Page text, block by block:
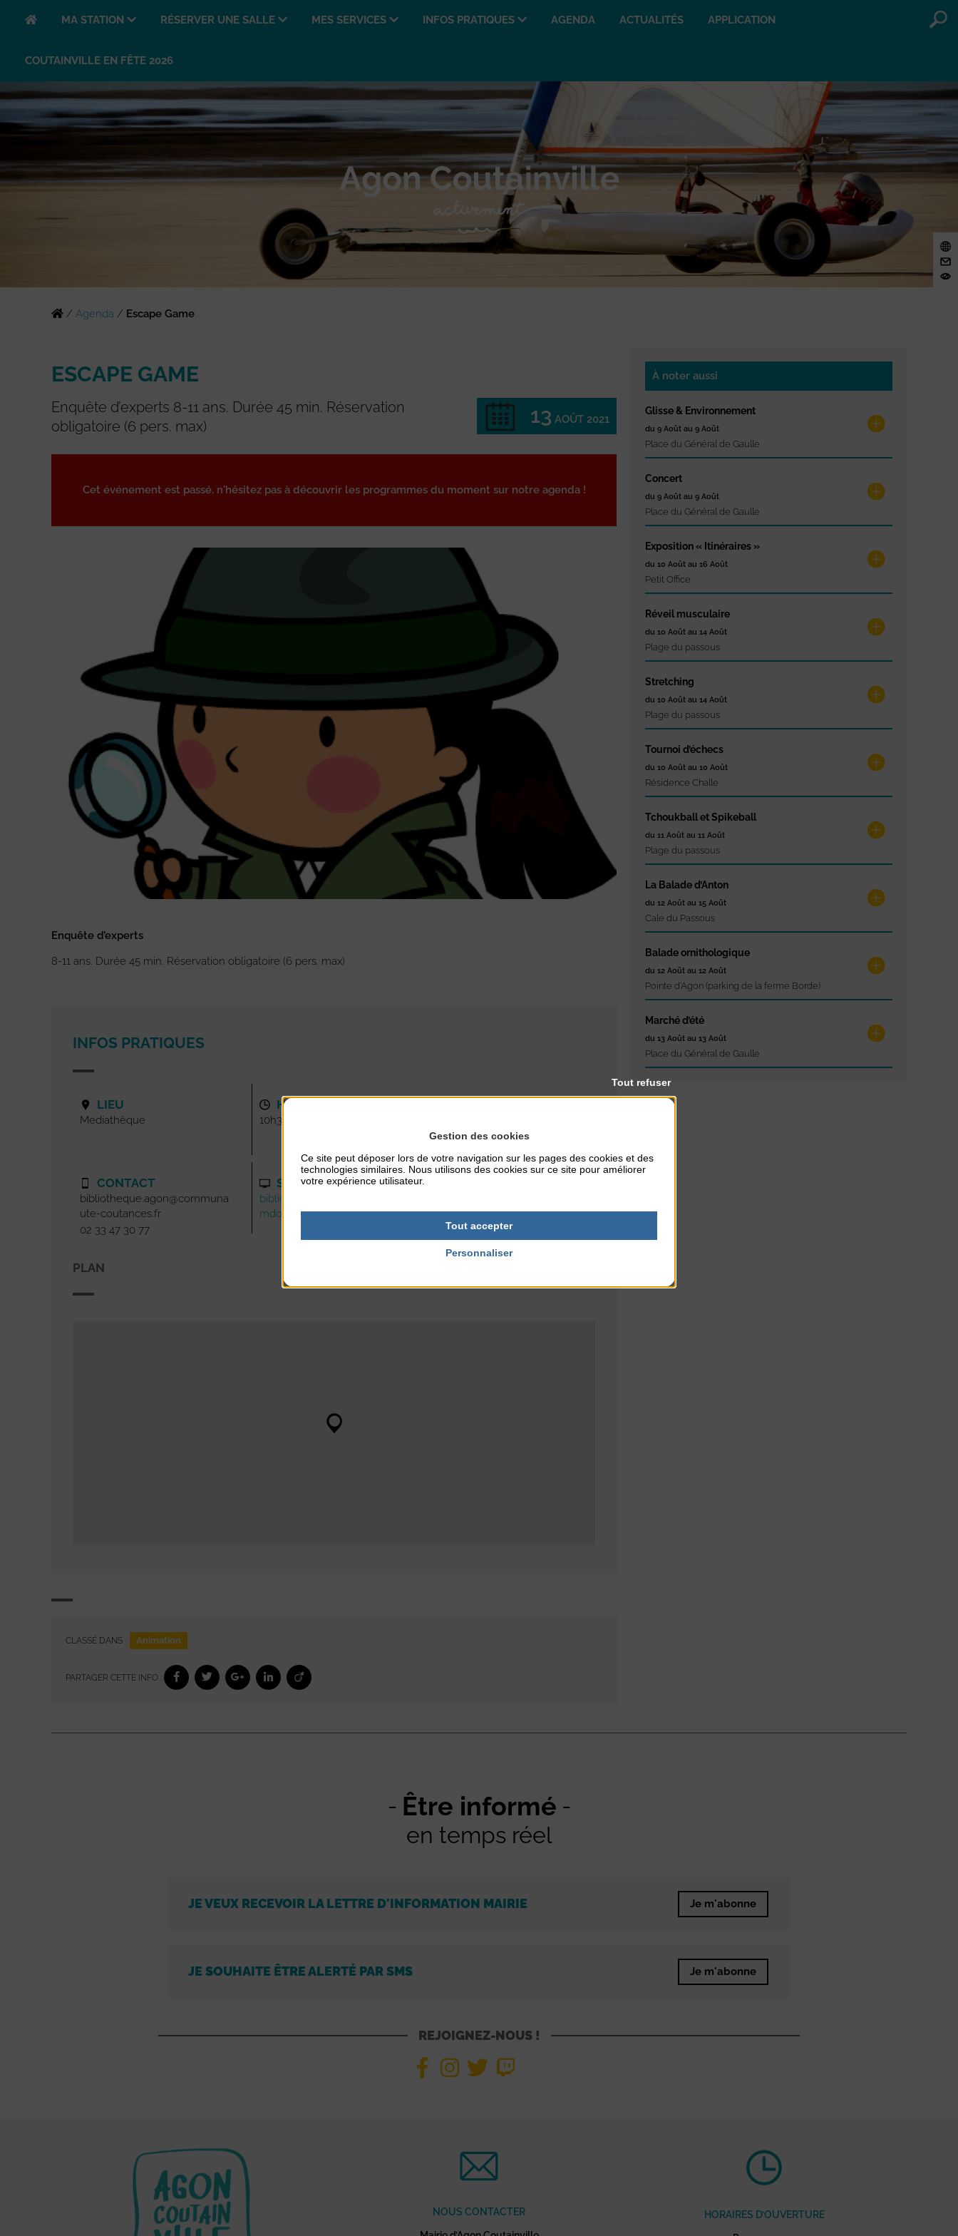
MA STATION RÉSERVER UNE SALLE MES SERVICES INFOS PRATIQUES AGENDA ACTUALITÉS APPLICATION
COUTAINVILLE EN FÊTE 2026
/ Agenda / Escape Game
ESCAPE GAME
Enquête d’experts 8-11 ans. Durée 45 min. Réservation
obligatoire (6 pers. max)
13 AOÛT 2021
Cet événement est passé, n'hésitez pas à découvrir les programmes du moment sur notre agenda !
Enquête d’experts
8-11 ans. Durée 45 min. Réservation obligatoire (6 pers. max)
INFOS PRATIQUES
LIEU
Mediathèque
CONTACT
bibliotheque.agon@communa
ute-coutances.fr
02 33 47 30 77
HORAIRES
10h30
SITE INTERNET
bibliothequeagoncoutainville.ji
mdofree.com
PLAN
CLASSÉ DANS : Animation
PARTAGER CETTE INFO :
À noter aussi
Glisse & Environnement
du 9 Août au 9 Août
Place du Général de Gaulle
Concert
du 9 Août au 9 Août
Place du Général de Gaulle
Exposition « Itinéraires »
du 10 Août au 16 Août
Petit Office
Réveil musculaire
du 10 Août au 14 Août
Plage du passous
Stretching
du 10 Août au 14 Août
Plage du passous
Tournoi d’échecs
du 10 Août au 10 Août
Résidence Challe
Tchoukball et Spikeball
du 11 Août au 11 Août
Plage du passous
La Balade d’Anton
du 12 Août au 15 Août
Cale du Passous
Balade ornithologique
du 12 Août au 12 Août
Pointe d'Agon (parking de la ferme Borde)
Marché d’été
du 13 Août au 13 Août
Place du Général de Gaulle
Être informé
en temps réel
JE VEUX RECEVOIR LA LETTRE D'INFORMATION MAIRIE Je m'abonne
JE SOUHAITE ÊTRE ALERTÉ PAR SMS Je m'abonne
REJOIGNEZ-NOUS !
NOUS CONTACTER HORAIRES D’OUVERTURE
Gestion des cookies
Ce site peut déposer lors de votre navigation sur les pages des cookies et des
technologies similaires. Nous utilisons des cookies sur ce site pour améliorer
votre expérience utilisateur.
Tout accepter
Tout refuser
Personnaliser